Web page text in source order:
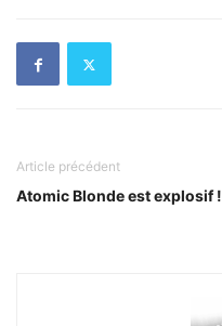
Article précédent
Atomic Blonde est explosif !